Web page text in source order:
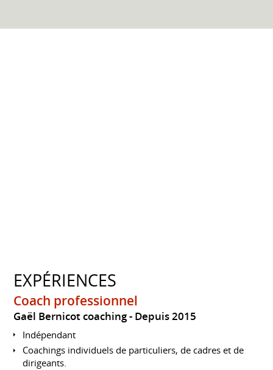
EXPÉRIENCES
Coach professionnel
Gaël Bernicot coaching Depuis 2015
Indépendant
Coachings individuels de particuliers, de cadres et de
dirigeants.